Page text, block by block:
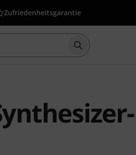
Zufriedenheitsgarantie
Suche mit